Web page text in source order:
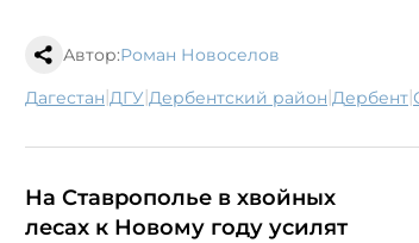
Автор:Роман Новоселов
Дагестан| ДГУ| Дербентский район| Дербент|
На Ставрополье в хвойных
лесах к Новому году усилят